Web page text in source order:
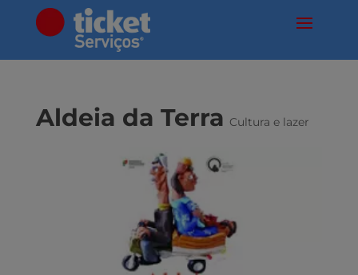
Aldeia da Terra Cultura e lazer